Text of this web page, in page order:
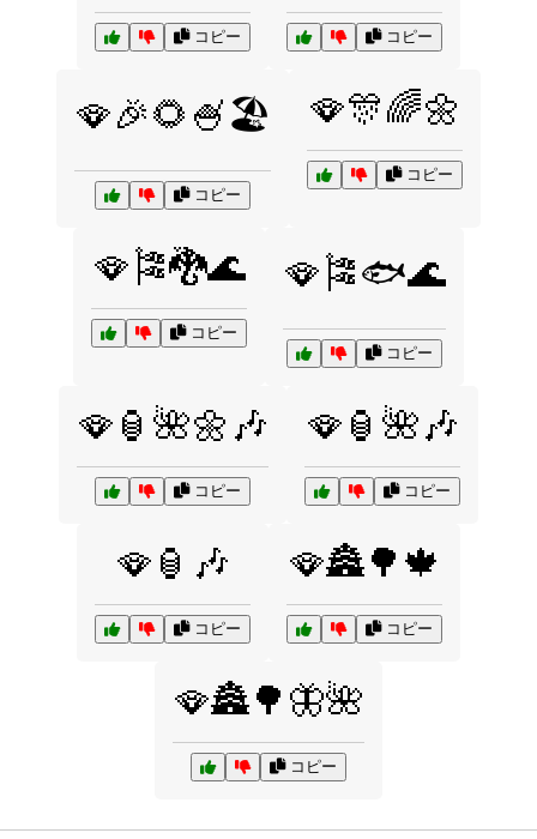
コピー コピー
🪭🎉🌻🍧🏖️
コピー
🪭🎊🌈🌼
コピー
🪭🎏🐉🌊
コピー
🪭🎏🐟🌊
コピー
🪭🏮🌺🌼🎶
コピー
🪭🏮🌺🎶
コピー
🪭🏮🎶
コピー
🪭🏯🌳🍁
コピー
🪭🏯🌳🦋🌺
コピー